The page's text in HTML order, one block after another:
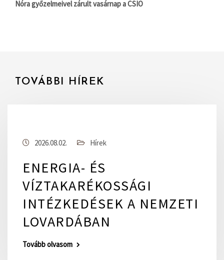
Nóra győzelmeivel zárult vasárnap a CSIO
TOVÁBBI HÍREK
2026.08.02. Hírek
ENERGIA- ÉS
VÍZTAKARÉKOSSÁGI
INTÉZKEDÉSEK A NEMZETI
LOVARDÁBAN
Tovább olvasom